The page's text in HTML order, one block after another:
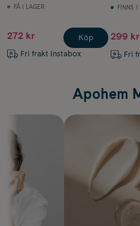
FÅ I LAGER
272 kr
Fri frakt Instabox
Köp
FINNS I
299 kr
Fri
Apohem